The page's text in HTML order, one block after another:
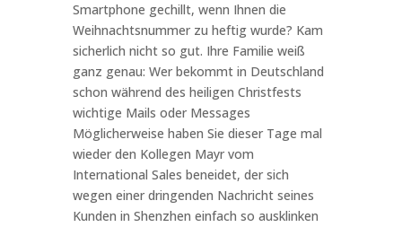
Smartphone gechillt, wenn Ihnen die
Weihnachtsnummer zu heftig wurde? Kam
sicherlich nicht so gut. Ihre Familie weiß
ganz genau: Wer bekommt in Deutschland
schon während des heiligen Christfests
wichtige Mails oder Messages
Möglicherweise haben Sie dieser Tage mal
wieder den Kollegen Mayr vom
International Sales beneidet, der sich
wegen einer dringenden Nachricht seines
Kunden in Shenzhen einfach so ausklinken